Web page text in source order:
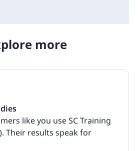
more
like you use SC Training
Their results speak for